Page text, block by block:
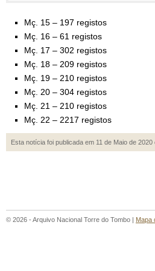
Mç. 15 – 197 registos
Mç. 16 – 61 registos
Mç. 17 – 302 registos
Mç. 18 – 209 registos
Mç. 19 – 210 registos
Mç. 20 – 304 registos
Mç. 21 – 210 registos
Mç. 22 – 2217 registos
Esta notícia foi publicada em 11 de Maio de 2020
© 2026 - Arquivo Nacional Torre do Tombo | Mapa